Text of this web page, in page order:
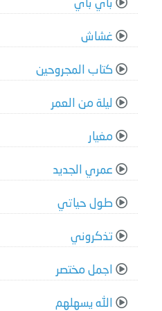
باي باي
غشاش
كتاب المجروحين
ليلة من العمر
مغيار
عمري الجديد
طول حياتي
تذكروني
اجمل مختصر
الله يسهلهم